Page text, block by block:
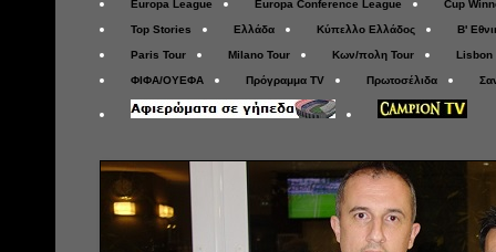
Europa League Europa Conference League Cup
Top Stories Ελλάδα Κύπελλο Ελλάδος Β'
Paris Tour Milano Tour Κων/πολη Tour Lisbon
ΦΙΦΑ/ΟΥΕΦΑ Πρόγραμμα TV Πρωτοσέλιδα